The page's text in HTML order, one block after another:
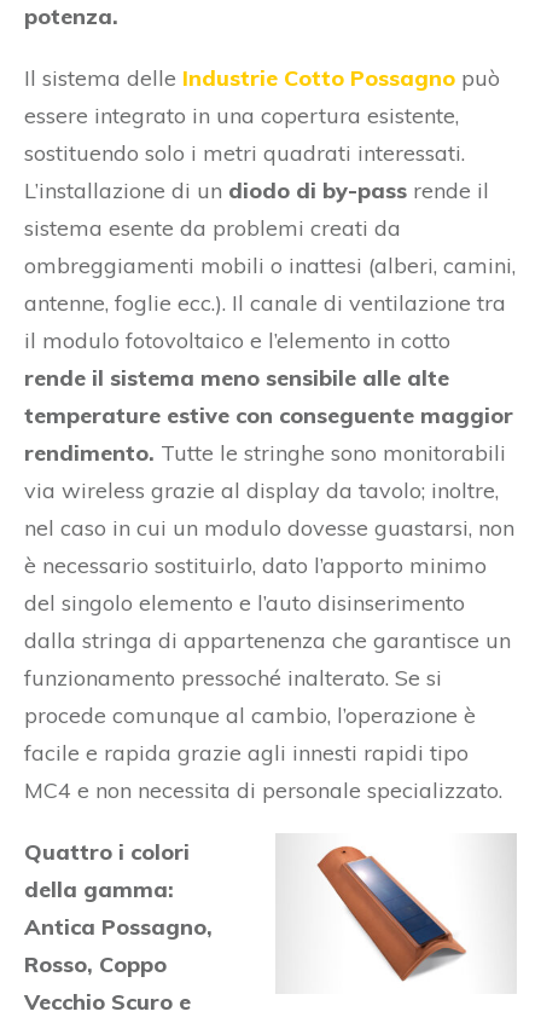
potenza.
Il sistema delle Industrie Cotto Possagno può
essere integrato in una copertura esistente,
sostituendo solo i metri quadrati interessati.
L’installazione di un diodo di by-pass rende il
sistema esente da problemi creati da
ombreggiamenti mobili o inattesi (alberi, camini,
antenne, foglie ecc.). Il canale di ventilazione tra
il modulo fotovoltaico e l’elemento in cotto
rende il sistema meno sensibile alle alte
temperature estive con conseguente maggior
rendimento. Tutte le stringhe sono monitorabili
via wireless grazie al display da tavolo; inoltre,
nel caso in cui un modulo dovesse guastarsi, non
è necessario sostituirlo, dato l’apporto minimo
del singolo elemento e l’auto disinserimento
dalla stringa di appartenenza che garantisce un
funzionamento pressoché inalterato. Se si
procede comunque al cambio, l’operazione è
facile e rapida grazie agli innesti rapidi tipo
MC4 e non necessita di personale specializzato.
Quattro i colori
della gamma:
Antica Possagno,
Rosso, Coppo
Vecchio Scuro e